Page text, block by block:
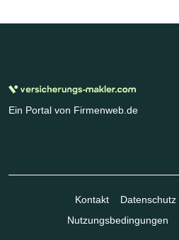
Ein Portal von Firmenweb.de
Kontakt Datenschutz
Nutzungsbedingungen